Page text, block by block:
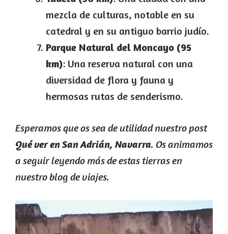
mezcla de culturas, notable en su
catedral y en su antiguo barrio judío.
Parque Natural del Moncayo (95
km): Una reserva natural con una
diversidad de flora y fauna y
hermosas rutas de senderismo.
Esperamos que os sea de utilidad nuestro post
Qué ver en San Adrián, Navarra. Os animamos
a seguir leyendo más de estas tierras en
nuestro blog de viajes.